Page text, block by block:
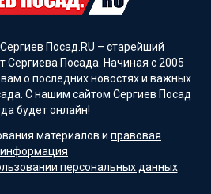
Посад.RU – старейший
Посада. Начиная с 2005
о последних новостях и важных
С нашим сайтом Сергиев Посад
будет онлайн!
материалов и правовая
информация
персональных данных